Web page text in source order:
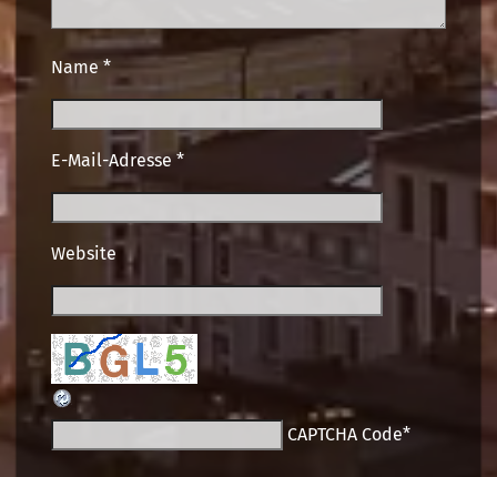
Name *
E-Mail-Adresse*
Website
CAPTCHA Code*